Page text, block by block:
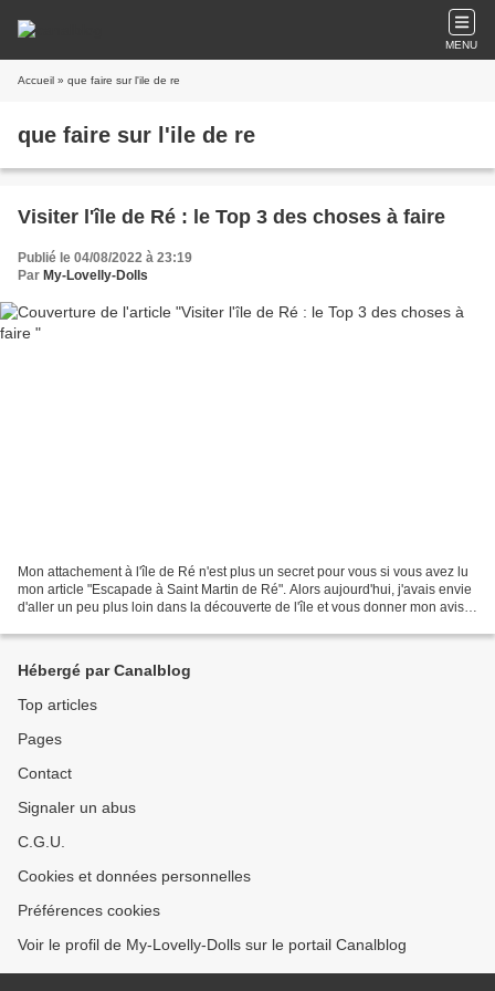
MENU
Accueil » que faire sur l'ile de re
que faire sur l'ile de re
Visiter l'île de Ré : le Top 3 des choses à faire
Publié le 04/08/2022 à 23:19
Par My-Lovelly-Dolls
Mon attachement à l'île de Ré n'est plus un secret pour vous si vous avez lu
mon article "Escapade à Saint Martin de Ré". Alors aujourd'hui, j'avais envie
d'aller un peu plus loin dans la découverte de l'île et vous donner mon avis
Hébergé par Canalblog
Top articles
Pages
Contact
Signaler un abus
C.G.U.
Cookies et données personnelles
Préférences cookies
Voir le profil de My-Lovelly-Dolls sur le portail Canalblog